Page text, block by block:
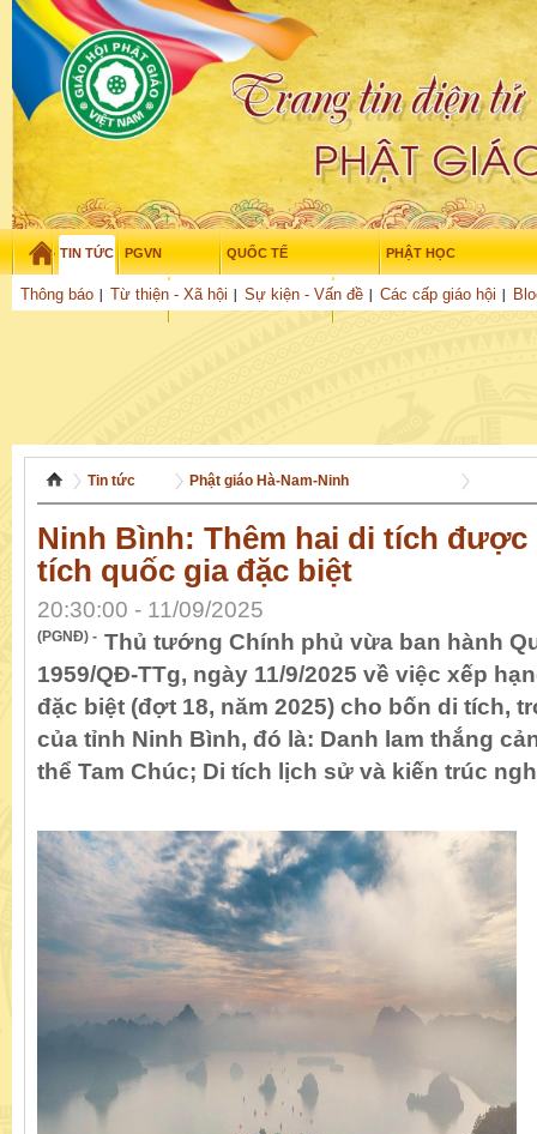
TIN TỨC
Thông báo Từ thiện - Xã hội Sự kiện - Vấn đề Các cấp giáo hội
PGVN QUỐC TẾ PHẬT HỌC
THỜI ĐẠI TUỔI TRẺ NGHIÊN CỨU
Thứ sáu - 7/08/2026 – 13: 03:41
Tin tức Phật giáo Hà-Nam-Ninh
Ninh Bình: Thêm hai di tích được
tích quốc gia đặc biệt
20:30:00 - 11/09/2025
(PGNĐ) - Thủ tướng Chính phủ vừa ban hành
1959/QĐ-TTg, ngày 11/9/2025 về việc xếp
đặc biệt (đợt 18, năm 2025) cho bốn di tích,
của tỉnh Ninh Bình, đó là: Danh lam thắng
thể Tam Chúc; Di tích lịch sử và kiến trúc